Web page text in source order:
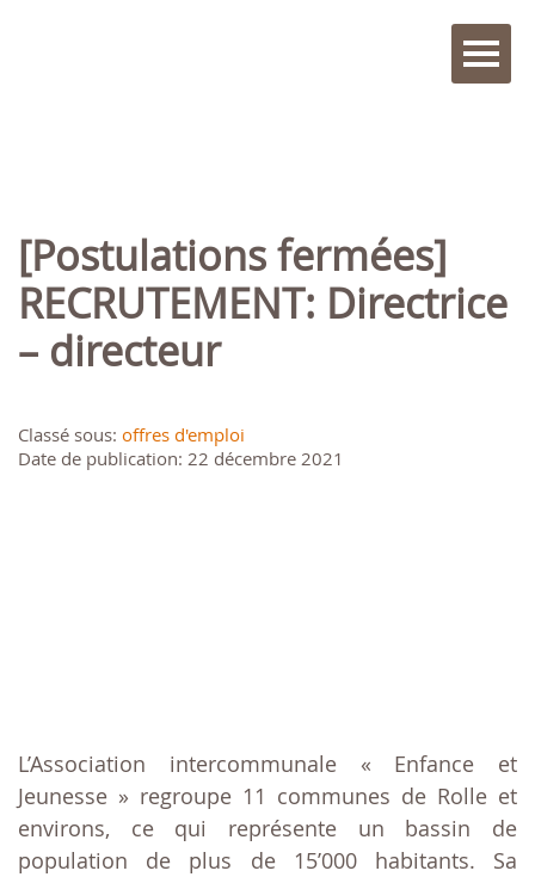
[Postulations fermées]
RECRUTEMENT: Directrice
– directeur
Classé sous: offres d'emploi
Date de publication: 22 décembre 2021
L’Association intercommunale « Enfance et
Jeunesse » regroupe 11 communes de Rolle et
environs, ce qui représente un bassin de
population de plus de 15’000 habitants. Sa